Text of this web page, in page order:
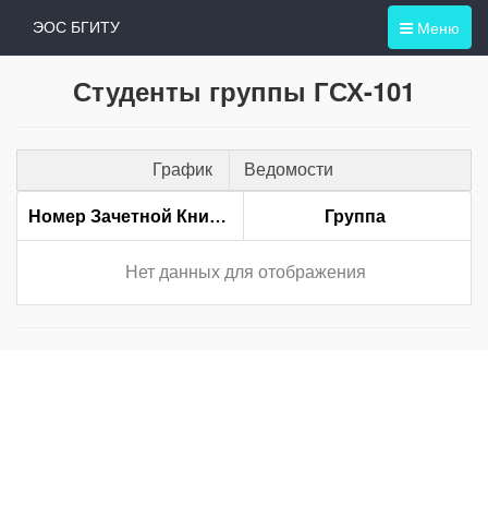
Меню
ЭОС БГИТУ
Студенты группы ГСХ-101
График Ведомости
Номер Зачетной Книжки Группа
Нет данных для отображения